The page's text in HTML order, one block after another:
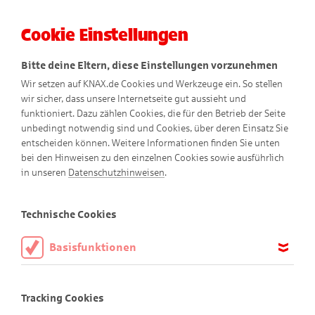
Segeln auf dem Möhnesee
Cookie Einstellungen
Bitte deine Eltern, diese Einstellungen vorzunehmen
Wir setzen auf KNAX.de Cookies und Werkzeuge ein. So stellen
wir sicher, dass unsere Internetseite gut aussieht und
funktioniert. Dazu zählen Cookies, die für den Betrieb der Seite
unbedingt notwendig sind und Cookies, über deren Einsatz Sie
entscheiden können. Weitere Informationen finden Sie unten
bei den Hinweisen zu den einzelnen Cookies sowie ausführlich
in unseren Datenschutzhinweisen.
Technische Cookies
Basisfunktionen
aktiviert sein.
Tracking Cookies